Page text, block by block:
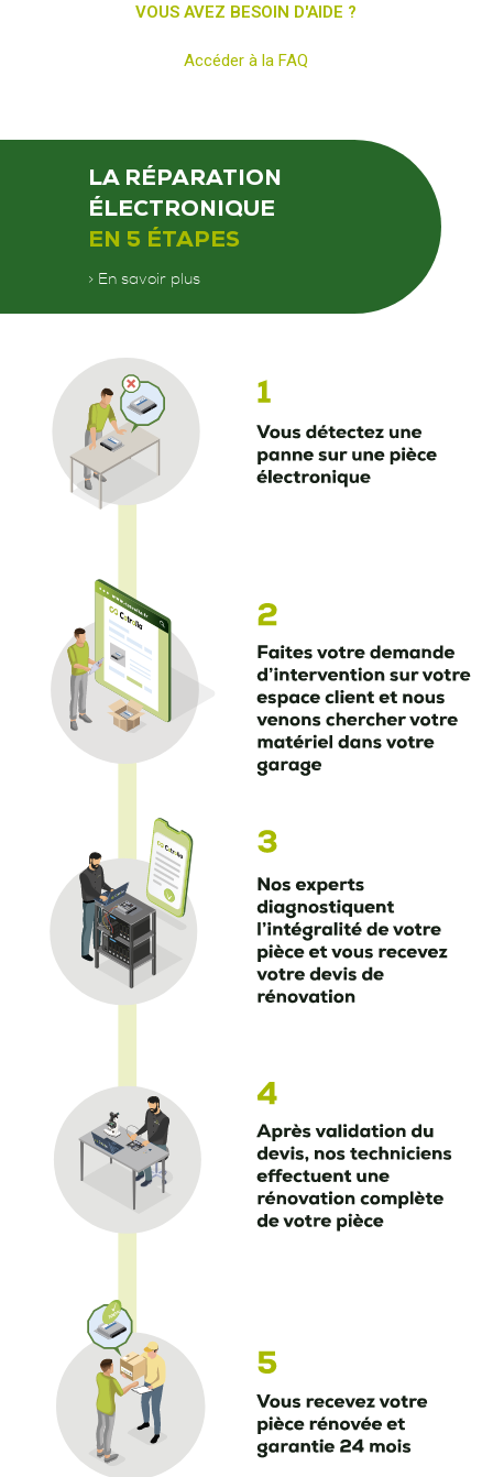
VOUS AVEZ BESOIN D'AIDE ?
Accéder à la FAQ
LA RÉPARATION
ÉLECTRONIQUE
EN 5 ÉTAPES
> En savoir plus